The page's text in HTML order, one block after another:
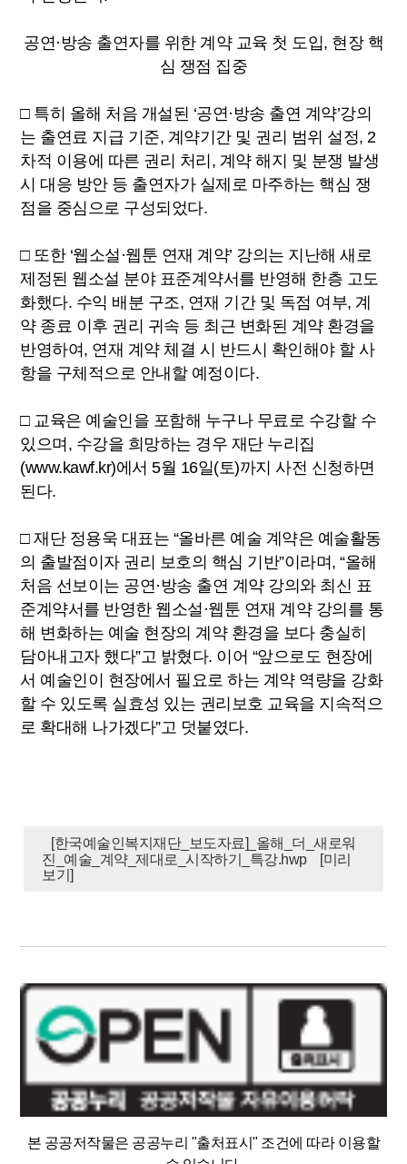
공연·방송 출연자를 위한 계약 교육 첫 도입, 현장 핵
심 쟁점 집중
□ 특히 올해 처음 개설된 ‘공연·방송 출연 계약’강의
는 출연료 지급 기준, 계약기간 및 권리 범위 설정, 2
차적 이용에 따른 권리 처리, 계약 해지 및 분쟁 발생
시 대응 방안 등 출연자가 실제로 마주하는 핵심 쟁
점을 중심으로 구성되었다.
□ 또한 ‘웹소설·웹툰 연재 계약’ 강의는 지난해 새로
제정된 웹소설 분야 표준계약서를 반영해 한층 고도
화했다. 수익 배분 구조, 연재 기간 및 독점 여부, 계
약 종료 이후 권리 귀속 등 최근 변화된 계약 환경을
반영하여, 연재 계약 체결 시 반드시 확인해야 할 사
항을 구체적으로 안내할 예정이다.
□ 교육은 예술인을 포함해 누구나 무료로 수강할 수
있으며, 수강을 희망하는 경우 재단 누리집
(www.kawf.kr)에서 5월 16일(토)까지 사전 신청하면
된다.
□ 재단 정용욱 대표는 “올바른 예술 계약은 예술활동
의 출발점이자 권리 보호의 핵심 기반”이라며, “올해
처음 선보이는 공연·방송 출연 계약 강의와 최신 표
준계약서를 반영한 웹소설·웹툰 연재 계약 강의를 통
해 변화하는 예술 현장의 계약 환경을 보다 충실히
담아내고자 했다”고 밝혔다. 이어 “앞으로도 현장에
서 예술인이 현장에서 필요로 하는 계약 역량을 강화
할 수 있도록 실효성 있는 권리보호 교육을 지속적으
로 확대해 나가겠다”고 덧붙였다.
[한국예술인복지재단_보도자료]_올해_더_새로워
진_예술_계약_제대로_시작하기_특강.hwp
[미리
보기]
본 공공저작물은 공공누리 "출처표시" 조건에 따라 이용할